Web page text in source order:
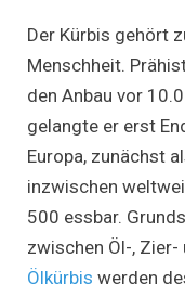
Der Kürbis gehört
Menschheit.
den Anbau vor
gelangte er erst
Europa, zunächst
inzwischen
500 essbar.
zwischen Öl-, Zier-
Ölkürbis werden